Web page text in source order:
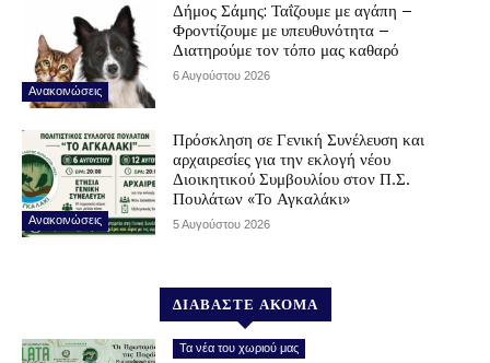
Ανακοινώσεις
Δήμος Σάμης: Ταΐζουμε με αγάπη –
Φροντίζουμε με υπευθυνότητα –
Διατηρούμε τον τόπο μας καθαρό
6 Αυγούστου 2026
Ανακοινώσεις
Πρόσκληση σε Γενική Συνέλευση και
αρχαιρεσίες για την εκλογή νέου
Διοικητικού Συμβουλίου στον Π.Σ.
Πουλάτων «Το Αγκαλάκι»
5 Αυγούστου 2026
ΔΙΑΒΑΣΤΕ ΑΚΟΜΑ
Τα νέα του χωριού μας